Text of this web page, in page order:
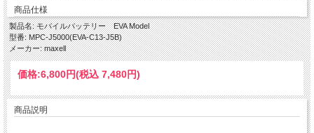
商品仕様
製品名: モバイルバッテリー EVA Model
型番: MPC-J5000(EVA-C13-J5B)
メーカー: maxell
価格:6,800円(税込 7,480円)
商品説明